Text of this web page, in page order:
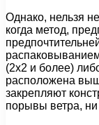
Однако, нельзя
когда метод,
(2х2 и более)
расположена
закрепляют
порывы ветра, ни